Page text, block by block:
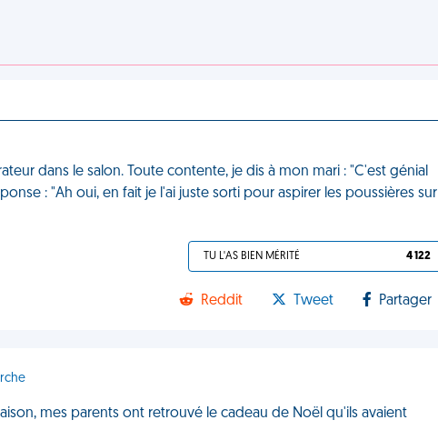
dans le salon. Toute contente, je dis à mon mari : "C'est génial
: "Ah oui, en fait je l'ai juste sorti pour aspirer les poussières sur
TU L'AS BIEN MÉRITÉ 4 122
Reddit Tweet Partager
mes parents ont retrouvé le cadeau de Noël qu'ils avaient